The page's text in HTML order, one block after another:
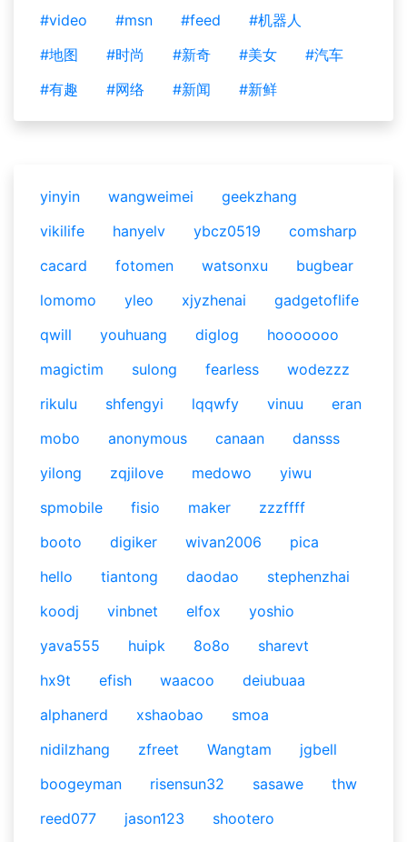
#video
#msn #feed
#机器人
#地图
#时尚 #新奇 #美女
#汽车
#有趣
#网络 #新闻 #新鲜
yinyin wangweimei
geekzhang
vikilife
hanyelv ybcz0519
comsharp
cacard
fotomen watsonxu
bugbear
lomomo
yleo xjyzhenai
gadgetoflife
qwill
youhuang diglog
hooooooo
magictim
sulong fearless
wodezzz
rikulu
shfengyi lqqwfy vinuu
eran
mobo
anonymous canaan
dansss
yilong
zqjilove medowo
yiwu
spmobile
fisio maker
zzzffff
booto
digiker wivan2006
pica
hello
tiantong daodao
stephenzhai
koodj
vinbnet elfox
yoshio
yava555
huipk 8o8o
sharevt
hx9t
efish waacoo
deiubuaa
alphanerd
xshaobao
smoa
nidilzhang
zfreet Wangtam
jgbell
boogeyman
risensun32 sasawe
thw
reed077
jason123 shootero